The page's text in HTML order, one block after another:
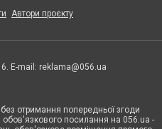
Автори проєкту
E-mail: reklama@056.ua
отримання попередньої згоди
обов'язкового посилання на 056.ua -